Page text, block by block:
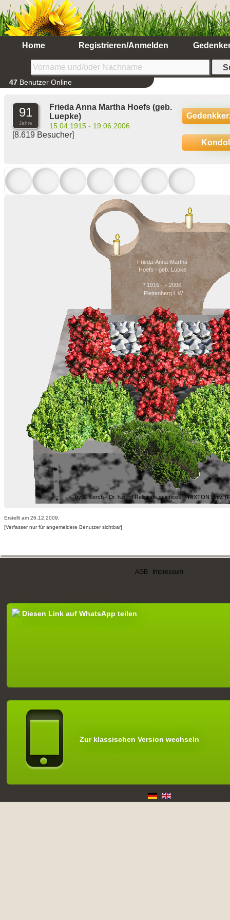
Home Registrieren/Anmelden
47 Benutzer Online
91
Jahre
Frieda Anna Martha Hoefs (geb.
Luepke)
15.04.1915 - 19.06.2006
[8.619 Besucher]
Frieda-Anna-Martha
Hoefs - geb. Lüpke
* 1915 - + 2006
Plettenberg i. W.
© by S. Lerch - Dr. h.c. of Religious sciences, PRIXTON Univ.
Erstellt am 26.12.2009,
[Verfasser nur für angemeldete Benutzer sichtbar]
AGB Impressum
Diesen Link auf WhatsApp teilen
Zur klassischen Version wechseln